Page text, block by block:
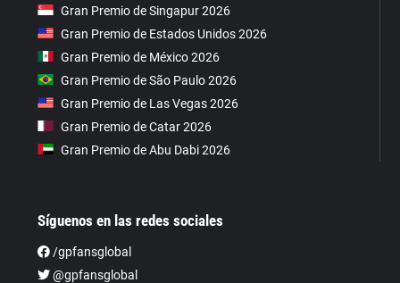
Gran Premio de Singapur 2026
Gran Premio de Estados Unidos 2026
Gran Premio de México 2026
Gran Premio de São Paulo 2026
Gran Premio de Las Vegas 2026
Gran Premio de Catar 2026
Gran Premio de Abu Dabi 2026
Síguenos en las redes sociales
/gpfansglobal
@gpfansglobal